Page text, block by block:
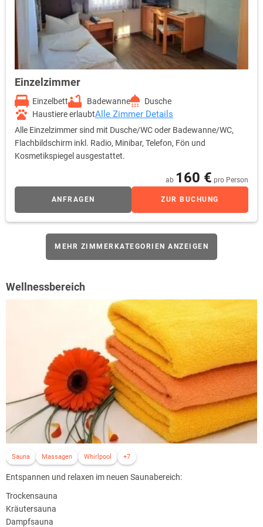
Einzelzimmer
Einzelbett Badewanne
Dusche
Haustiere erlaubtAlle Zimmer Details
Alle Einzelzimmer sind mit Dusche/WC oder Badewanne/WC,
Flachbildschirm inkl. Radio, Minibar, Telefon, Fön und
Kosmetikspiegel ausgestattet.
ab 160 € pro Person
ANFRAGEN ZUR BUCHUNG
MEHR ZIMMERKATEGORIEN ANZEIGEN
Wellnessbereich
Sauna Massagen Whirlpool +7
Entspannen und relaxen im neuen Saunabereich:
Trockensauna
Kräutersauna
Dampfsauna